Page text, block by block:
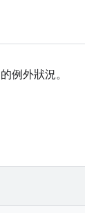
例外狀況。